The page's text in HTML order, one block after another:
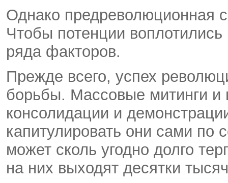
Однако предреволюционная
Чтобы потенции
ряда факторов.
Прежде всего, успех
борьбы. Массовые митинги
консолидации и
капитулировать они сами по
может сколь угодно долго
на них выходят десятки